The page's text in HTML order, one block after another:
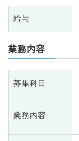
給与
業務内容
募集科目
業務内容